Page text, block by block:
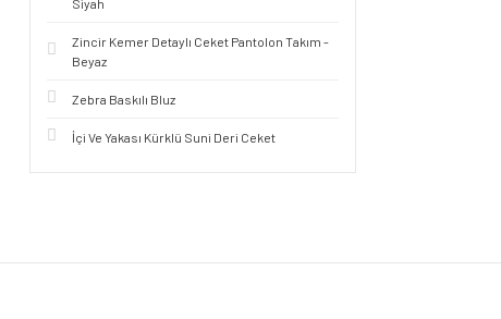
Siyah
Zincir Kemer Detaylı Ceket Pantolon Takım -
Beyaz
Zebra Baskılı Bluz
İçi Ve Yakası Kürklü Suni Deri Ceket